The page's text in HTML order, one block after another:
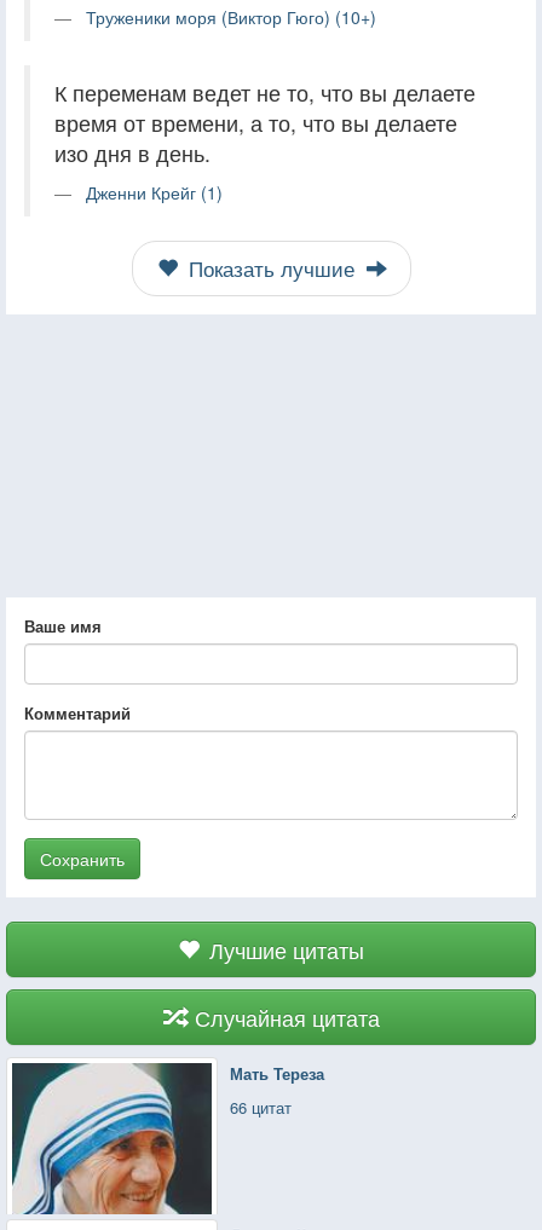
Труженики моря (Виктор Гюго) (10+)
К переменам ведет не то, что вы делаете
время от времени, а то, что вы делаете
изо дня в день.
Дженни Крейг (1)
Показать лучшие
Ваше имя
Комментарий
Сохранить
Лучшие цитаты
Случайная цитата
Мать Тереза
66 цитат